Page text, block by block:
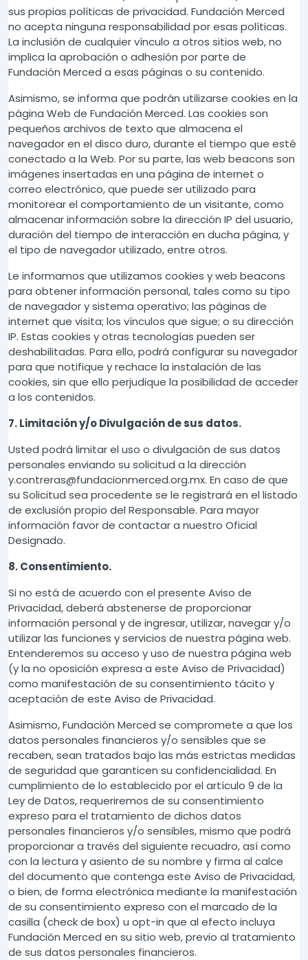
sus propias políticas de privacidad. Fundación Merced
no acepta ninguna responsabilidad por esas políticas.
La inclusión de cualquier vínculo a otros sitios web, no
implica la aprobación o adhesión por parte de
Fundación Merced a esas páginas o su contenido.
Asimismo, se informa que podrán utilizarse cookies en la
página Web de Fundación Merced. Las cookies son
pequeños archivos de texto que almacena el
navegador en el disco duro, durante el tiempo que esté
conectado a la Web. Por su parte, las web beacons son
imágenes insertadas en una página de internet o
correo electrónico, que puede ser utilizado para
monitorear el comportamiento de un visitante, como
almacenar información sobre la dirección IP del usuario,
duración del tiempo de interacción en ducha página, y
el tipo de navegador utilizado, entre otros.
Le informamos que utilizamos cookies y web beacons
para obtener información personal, tales como su tipo
de navegador y sistema operativo; las páginas de
internet que visita; los vínculos que sigue; o su dirección
IP. Estas cookies y otras tecnologías pueden ser
deshabilitadas. Para ello, podrá configurar su navegador
para que notifique y rechace la instalación de las
cookies, sin que ello perjudique la posibilidad de acceder
a los contenidos.
7. Limitación y/o Divulgación de sus datos.
Usted podrá limitar el uso o divulgación de sus datos
personales enviando su solicitud a la dirección
y.contreras@fundacionmerced.org.mx. En caso de que
su Solicitud sea procedente se le registrará en el listado
de exclusión propio del Responsable. Para mayor
información favor de contactar a nuestro Oficial
Designado.
8. Consentimiento.
Si no está de acuerdo con el presente Aviso de
Privacidad, deberá abstenerse de proporcionar
información personal y de ingresar, utilizar, navegar y/o
utilizar las funciones y servicios de nuestra página web.
Entenderemos su acceso y uso de nuestra página web
(y la no oposición expresa a este Aviso de Privacidad)
como manifestación de su consentimiento tácito y
aceptación de este Aviso de Privacidad.
Asimismo, Fundación Merced se compromete a que los
datos personales financieros y/o sensibles que se
recaben, sean tratados bajo las más estrictas medidas
de seguridad que garanticen su confidencialidad. En
cumplimiento de lo establecido por el artículo 9 de la
Ley de Datos, requeriremos de su consentimiento
expreso para el tratamiento de dichos datos
personales financieros y/o sensibles, mismo que podrá
proporcionar a través del siguiente recuadro, así como
con la lectura y asiento de su nombre y firma al calce
del documento que contenga este Aviso de Privacidad,
o bien, de forma electrónica mediante la manifestación
de su consentimiento expreso con el marcado de la
casilla (check de box) u opt-in que al efecto incluya
Fundación Merced en su sitio web, previo al tratamiento
de sus datos personales financieros.